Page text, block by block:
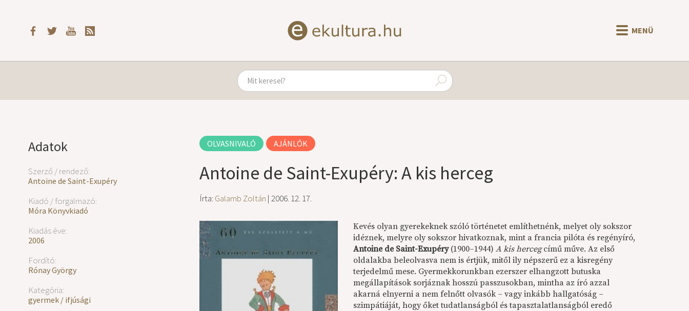
MENÜ
Adatok
Szerző / rendező:
Antoine de Saint-Exupéry
Kiadó / forgalmazó:
Móra Könyvkiadó
Kiadás éve:
2006
Fordító:
Rónay György
Kategória:
gyermek / ifjúsági
OLVASNIVALÓ AJÁNLÓK
Antoine de Saint-Exupéry: A kis herceg
Írta: Galamb Zoltán | 2006. 12. 17.
Kevés olyan gyerekeknek szóló történetet említhetnénk, melyet oly sokszor
idéznek, melyre oly sokszor hivatkoznak, mint a francia pilóta és regényíró,
Antoine de Saint-Exupéry (1900–1944)A kis hercegcímű műve. Az első
oldalakba beleolvasva nem is értjük, mitől ily népszerű ez a kisregény
terjedelmű mese. Gyermekkorunkban ezerszer elhangzott butuska
megállapítások sorjáznak hosszú passzusokban, mintha az író azzal
akarná elnyerni a nem felnőtt olvasók – vagy inkább hallgatóság –
szimpátiáját, hogy őket tudatlanságból és tapasztalatlanságból eredő